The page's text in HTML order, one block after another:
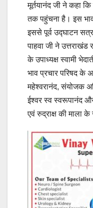
मूर्तयानंद जी ने कहा
तक पहुंचना है। इस भाव
इससे पूर्व उद्घाटन
पाहवा जी ने उत्तराखंड
के उपाध्यक्ष स्वामी
भाव प्रचार परिषद के
महेश्वरानंद, संयोजक
ईश्वर स्व स्वरूपानंद
एवं रुद्राक्ष की माला